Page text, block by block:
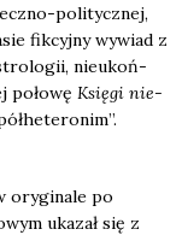
poli­tycz­nej,
fik­cyj­ny wywiad z
nie­ukoń­
poło­wę Księ­gi nie­
ory­gi­na­le po
uka­zał się z